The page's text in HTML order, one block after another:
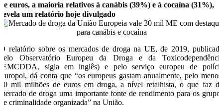
de euros, a maioria relativos à canábis (39%) e à cocaína (31%),
revela um relatório hoje divulgado
O relatório sobre os mercados de droga na UE, de 2019, publicado
pelo Observatório Europeu da Droga e da Toxicodependência
(EMCDDA, sigla em inglês) e pelo serviço europeu de polícia
Europol, dá conta que “os europeus gastam anualmente, pelo menos,
30 mil milhões de euros em droga, a nível retalhista, o que faz do
mercado de droga uma importante fonte de rendimento para os grupos
de criminalidade organizada” na União.